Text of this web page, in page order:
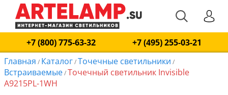
+7 (800) 775-63-32
+7 (495) 255-03-21
Главная / Каталог/Точечные светильники /
Встраиваемые/Точечный светильник Invisible
A9215PL-1WH